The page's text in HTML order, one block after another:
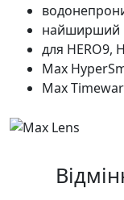
найширший
для HERO9,
Max
Max